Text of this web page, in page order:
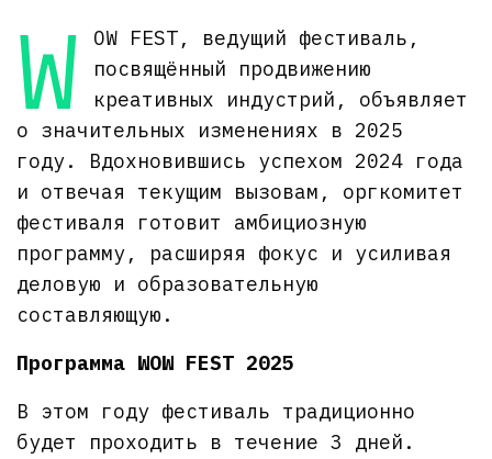
W
OW FEST, ведущий фестиваль,
посвящённый продвижению
креативных индустрий, объявляет
о значительных изменениях в 2025
году. Вдохновившись успехом 2024 года
и отвечая текущим вызовам, оргкомитет
фестиваля готовит амбициозную
программу, расширяя фокус и усиливая
деловую и образовательную
составляющую.
Программа WOW FEST 2025
В этом году фестиваль традиционно
будет проходить в течение 3 дней.